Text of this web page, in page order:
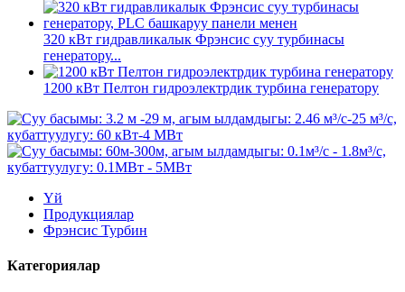
320 кВт гидравликалык Фрэнсис суу турбинасы
генератору...
1200 кВт Пелтон гидроэлектрдик турбина генератору
Үй
Продукциялар
Фрэнсис Турбин
Категориялар